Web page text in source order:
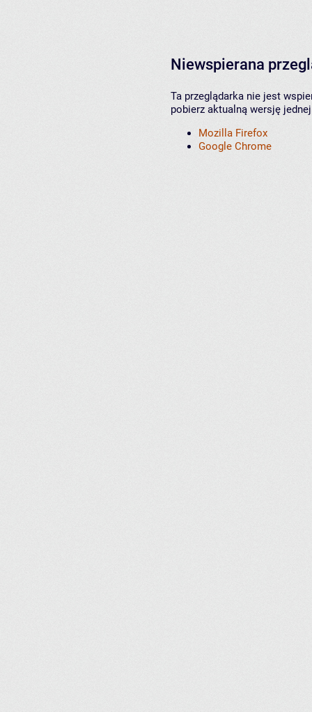
Niewspierana
Ta przeglądarka nie jest
pobierz aktualną wersję
Mozilla Firefox
Google Chrome